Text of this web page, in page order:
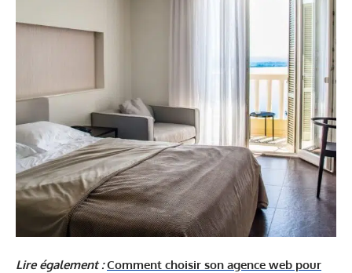
Lire également : Comment choisir son agence web pour